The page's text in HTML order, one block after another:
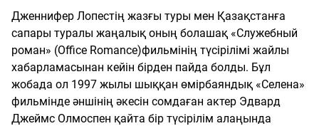
Дженнифер Лопестің жазғы туры мен Қазақстанға
сапары туралы жаңалық оның болашақ «Служебный
роман» (Office Romance)фильмінің түсірілімі жайлы
хабарламасынан кейін бірден пайда болды. Бұл
жобада ол 1997 жылы шыққан өмірбаяндық «Селена»
фильмінде әншінің әкесін сомдаған актер Эдвард
Джеймс Олмоспен қайта бір түсірілім алаңында